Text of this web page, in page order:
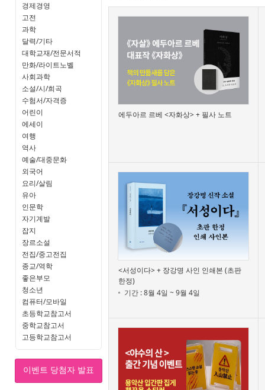
경제경영
고전
과학
달력/기타
대학교재/전문서적
만화/라이트노벨
사회과학
소설/시/희곡
수험서/자격증
어린이
에세이
여행
역사
예술/대중문화
외국어
요리/살림
유아
인문학
자기계발
잡지
장르소설
전집/중고전집
종교/역학
좋은부모
청소년
컴퓨터/모바일
초등학교참고서
중학교참고서
고등학교참고서
이벤트 당첨자 발표
에두아르 르베 <자화상> + 필사 노트
<서성이다> + 장강명 사인 인쇄본 (초판
한정)
기간 : 8월 4일 ~ 9월 4일